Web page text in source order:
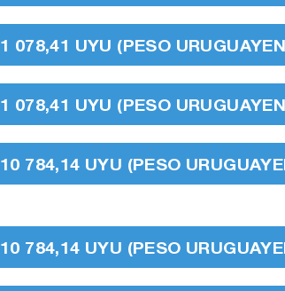
1 078,41 UYU (PESO
1 078,41 UYU (PESO
10 784,14 UYU (PESO
10 784,14 UYU (PESO